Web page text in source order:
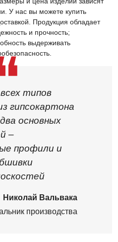
У нас вы можете купить
Продукция обладает
и прочность;
выдерживать
типов
гипсокартона
основных
–
профили и
Николай Вальвака
производства